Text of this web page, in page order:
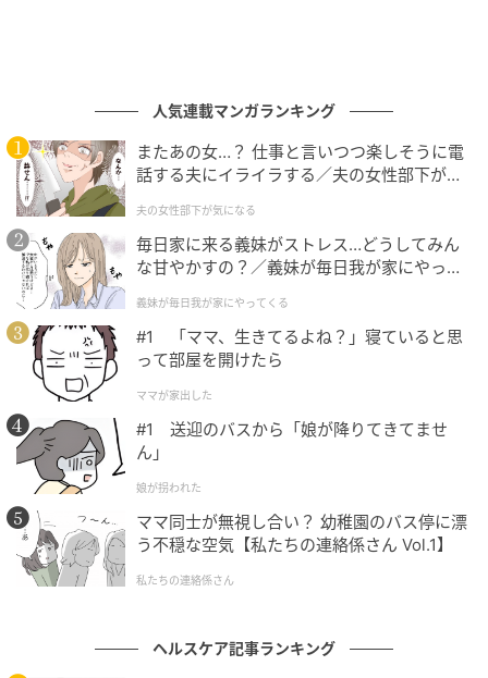
安心です。
3. カフェインやアルコールを含まないもの
水分を補給しているつもりでも、その飲み物の成分に
よっては体内の水分を外へ排出させてしまうことがあ
ります。喉の潤いを長く保つためには、利尿作用のあ
るカフェインやアルコールを含まない、ノンカフェイ
ンの飲料を選ぶと安心です。
カラオケで飲むべきおすすめメニューはコ
レ！
人気連載マンガランキング
またあの女…？ 仕事と言いつつ楽しそうに電
話する夫にイライラする／夫の女性部下が気
夫の女性部下が気になる
毎日家に来る義妹がストレス…どうしてみん
な甘やかすの？／義妹が毎日我が家にやって
が】
義妹が毎日我が家にやってくる
#1 「ママ、生きてるよね？」寝ていると思
って部屋を開けたら
ママが家出した
#1 送迎のバスから「娘が降りてきてませ
ん」
娘が拐われた
ママ同士が無視し合い？ 幼稚園のバス停に漂
う不穏な空気【私たちの連絡係さん Vol.1】
私たちの連絡係さん
ヘルスケア記事ランキング